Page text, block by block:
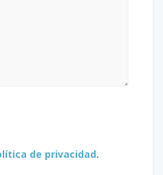
de privacidad.